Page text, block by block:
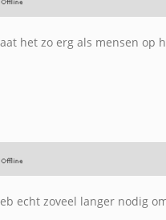
het zo erg als mensen op
echt zoveel langer nodig